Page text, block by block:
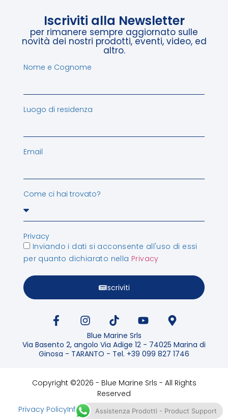
Iscriviti alla Newsletter
per rimanere sempre aggiornato sulle
novità dei nostri prodotti, eventi, video, ed
altro.
Nome e Cognome
Luogo di residenza
Email
Come ci hai trovato?
Privacy
Inviando i dati si acconsente all'uso di essi
per quanto dichiarato nella Privacy
Iscriviti
Blue Marine Srls
Via Basento 2, angolo Via Adige 12 - 74025 Marina di
Ginosa - TARANTO - Tel. +39 099 827 1746
Copyright ©2026 - Blue Marine Srls - All Rights
Reserved
Privacy PolicyInformativa sui Cookies
Assistenza Prodotti - Product Support